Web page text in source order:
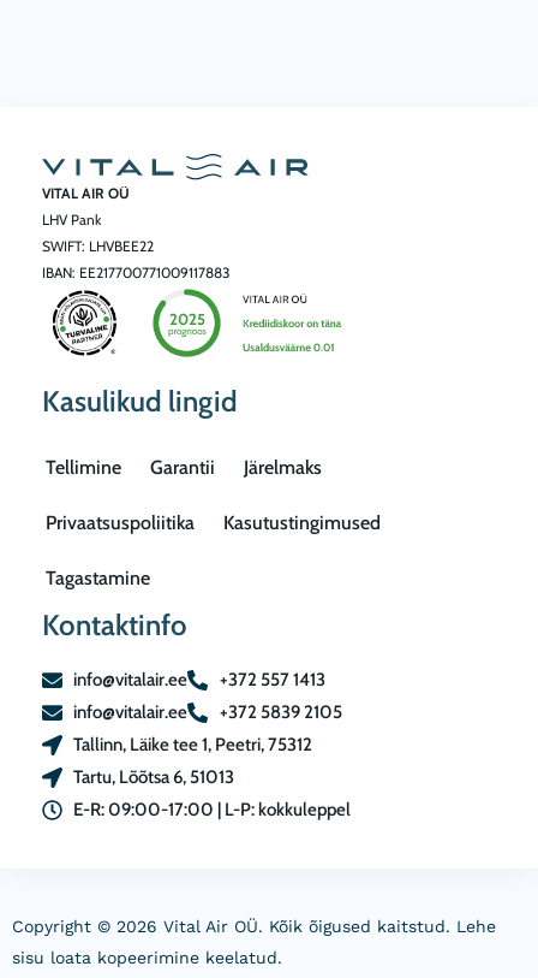
VITAL AIR OÜ
LHV Pank
SWIFT: LHVBEE22
IBAN: EE217700771009117883
Kasulikud lingid
Tellimine Garantii Järelmaks
Privaatsuspoliitika Kasutustingimused
Tagastamine
Kontaktinfo
info@vitalair.ee
+372 557 1413
info@vitalair.ee
+372 5839 2105
Tallinn, Läike tee 1, Peetri, 75312
Tartu, Lõõtsa 6, 51013
E-R: 09:00-17:00 | L-P: kokkuleppel
Copyright © 2026 Vital Air OÜ. Kõik õigused kaitstud. Lehe
sisu loata kopeerimine keelatud.